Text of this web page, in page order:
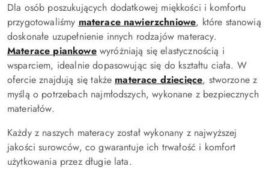
Dla osób poszukujących dodatkowej miękkości i komfortu
przygotowaliśmy materace nawierzchniowe, które stanowią
doskonałe uzupełnienie innych rodzajów materacy.
Materace piankowewyróżniają się elastycznością i
wsparciem, idealnie dopasowując się do kształtu ciała. W
ofercie znajdują się także materace dziecięce, stworzone z
myślą o potrzebach najmłodszych, wykonane z bezpiecznych
materiałów.
Każdy z naszych materacy został wykonany z najwyższej
jakości surowców, co gwarantuje ich trwałość i komfort
użytkowania przez długie lata.